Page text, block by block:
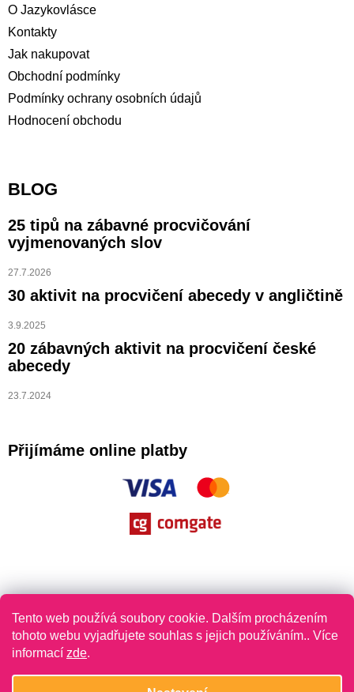
Tento web používá soubory cookie. Dalším procházením
tohoto webu vyjadřujete souhlas s jejich používáním.. Více
informací zde.
O Jazykovlásce
Kontakty
Jak nakupovat
Obchodní podmínky
Podmínky ochrany osobních údajů
Hodnocení obchodu
BLOG
25 tipů na zábavné procvičování
vyjmenovaných slov
27.7.2026
30 aktivit na procvičení abecedy v angličtině
3.9.2025
20 zábavných aktivit na procvičení české
abecedy
23.7.2024
Přijímáme online platby
Vytvořil Shoptet